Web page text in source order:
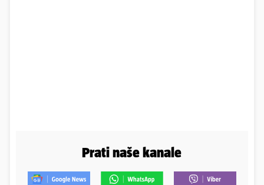
Prati naše kanale